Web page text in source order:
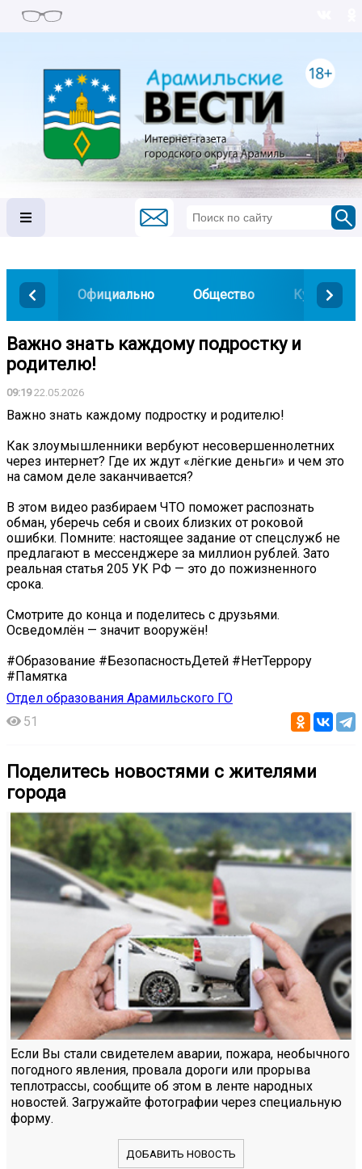
Официально Общество Культура
Важно знать каждому подростку и
родителю!
09:1922.05.2026
Важно знать каждому подростку и родителю!
Как злоумышленники вербуют несовершеннолетних
через интернет? Где их ждут «лёгкие деньги» и чем это
на самом деле заканчивается?
В этом видео разбираем ЧТО поможет распознать
обман, уберечь себя и своих близких от роковой
ошибки. Помните: настоящее задание от спецслужб не
предлагают в мессенджере за миллион рублей. Зато
реальная статья 205 УК РФ — это до пожизненного
срока.
Смотрите до конца и поделитесь с друзьями.
Осведомлён — значит вооружён!
#Образование #БезопасностьДетей #НетТеррору
#Памятка
Отдел образования Арамильского ГО
51
Поделитесь новостями с жителями
города
Если Вы стали свидетелем аварии, пожара, необычного
погодного явления, провала дороги или прорыва
теплотрассы, сообщите об этом в ленте народных
новостей. Загружайте фотографии через специальную
форму.
ДОБАВИТЬ НОВОСТЬ